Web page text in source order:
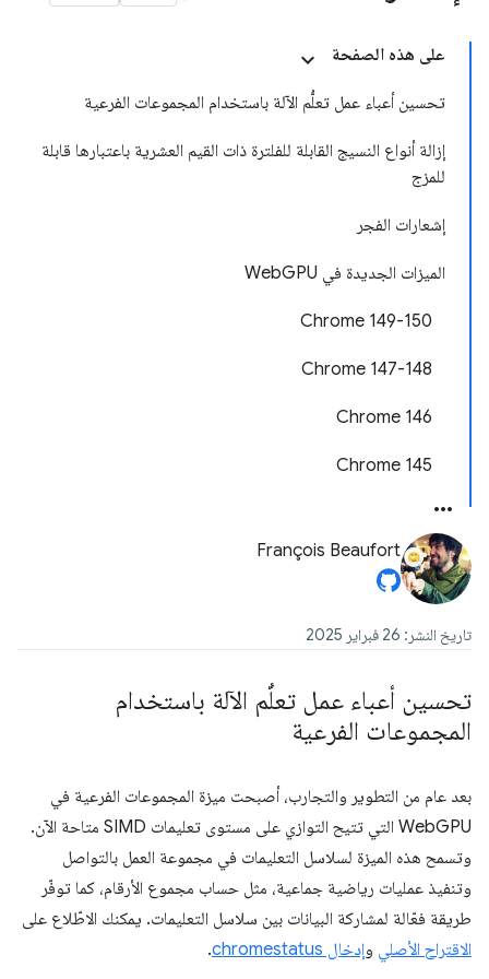
على هذه الصفحة
تحسين أعباء عمل تعلُّم الآلة باستخدام المجموعات الفرعية
إزالة أنواع النسيج القابلة للفلترة ذات القيم العشرية باعتبارها قابلة
للمزج
إشعارات الفجر
الميزات الجديدة في WebGPU
‫Chrome 149-150
Chrome 147-148
‫Chrome 146
Chrome 145
François Beaufort
تاريخ النشر: 26 فبراير 2025
تحسين أعباء عمل تعلُّم الآلة باستخدام
المجموعات الفرعية
بعد عام من التطوير والتجارب، أصبحت ميزة المجموعات الفرعية في
WebGPU التي تتيح التوازي على مستوى تعليمات SIMD متاحة الآن.
وتسمح هذه الميزة لسلاسل التعليمات في مجموعة العمل بالتواصل
وتنفيذ عمليات رياضية جماعية، مثل حساب مجموع الأرقام، كما توفّر
طريقة فعّالة لمشاركة البيانات بين سلاسل التعليمات. يمكنك الاطّلاع على
الاقتراح الأصلي وإدخال chromestatus .